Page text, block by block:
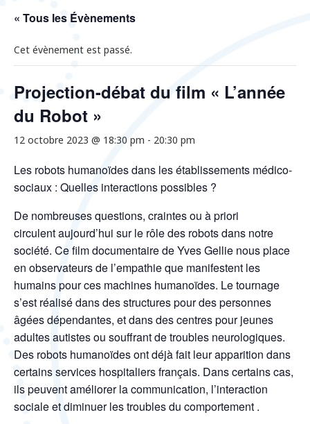
« Tous les Évènements
Cet évènement est passé.
Projection-débat du film « L’année
du Robot »
12 octobre 2023 @ 18:30 pm - 20:30 pm
Les robots humanoïdes dans les établissements médico-
sociaux : Quelles interactions possibles ?
De nombreuses questions, craintes ou à priori
circulent aujourd’hui sur le rôle des robots dans notre
société. Ce film documentaire de Yves Gellie nous place
en observateurs de l’empathie que manifestent les
humains pour ces machines humanoïdes. Le tournage
s’est réalisé dans des structures pour des personnes
âgées dépendantes, et dans des centres pour jeunes
adultes autistes ou souffrant de troubles neurologiques.
Des robots humanoïdes ont déjà fait leur apparition dans
certains services hospitaliers français. Dans certains cas,
ils peuvent améliorer la communication, l’interaction
sociale et diminuer les troubles du comportement .